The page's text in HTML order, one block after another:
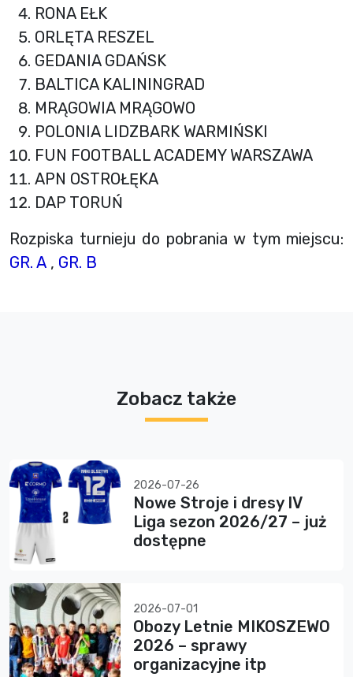
RONA EŁK
ORLĘTA RESZEL
GEDANIA GDAŃSK
BALTICA KALININGRAD
MRĄGOWIA MRĄGOWO
POLONIA LIDZBARK WARMIŃSKI
FUN FOOTBALL ACADEMY WARSZAWA
APN OSTROŁĘKA
DAP TORUŃ
Rozpiska turnieju do pobrania w tym miejscu:
GR. A , GR. B
Zobacz także
2026-07-26
Nowe Stroje i dresy IV
Liga sezon 2026/27 – już
dostępne
2026-07-01
Obozy Letnie MIKOSZEWO
2026 – sprawy
organizacyjne itp